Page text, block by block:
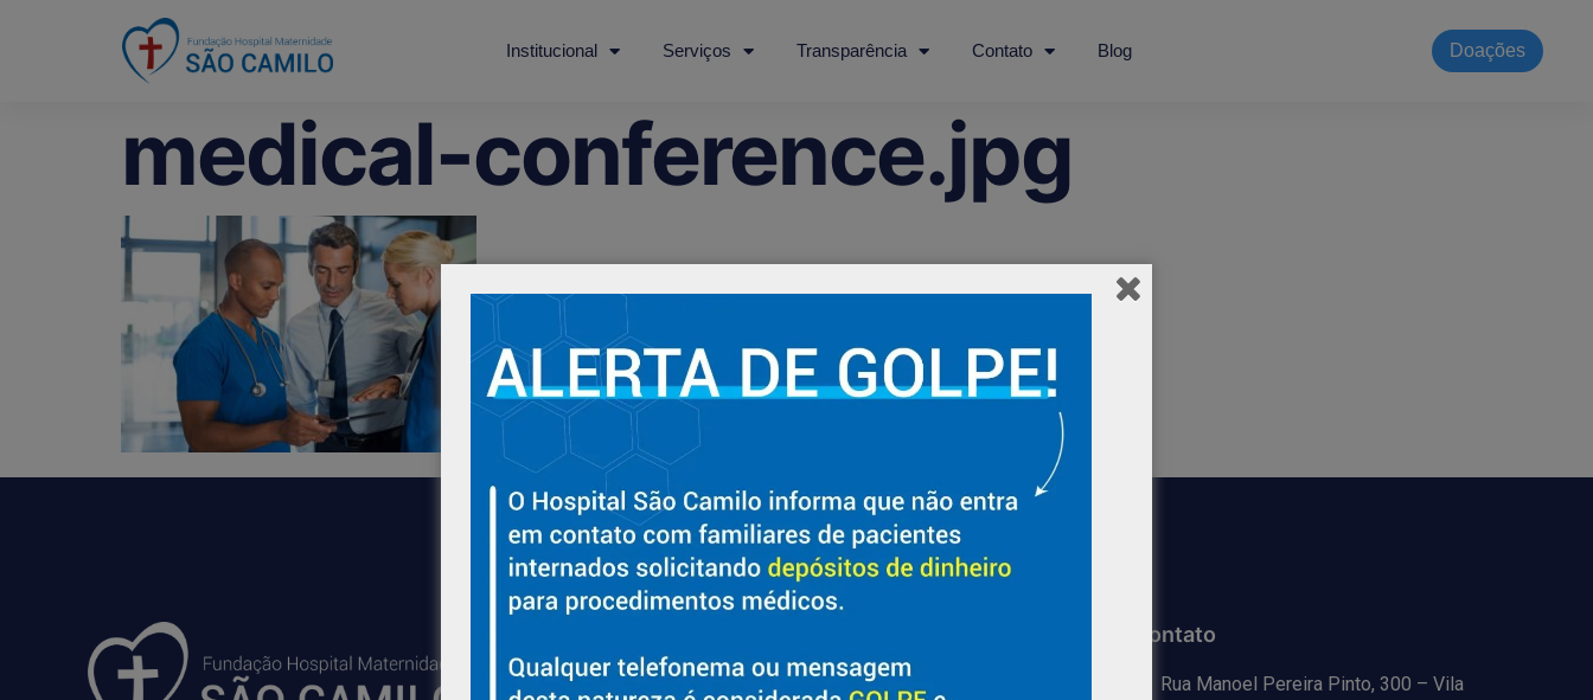
Institucional Serviços Transparência Contato Blog Doações
medical-conference.jpg
Nossa História e Fundador
Ouvidoria
Contato
Rua Manoel Pereira Pinto, 300 – Vila